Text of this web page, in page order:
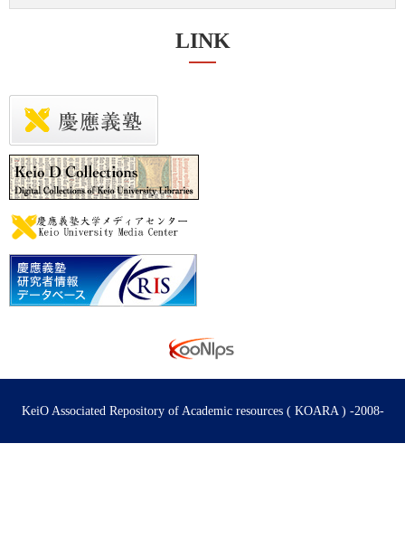
LINK
KeiO Associated Repository of Academic resources ( KOARA ) -2008-